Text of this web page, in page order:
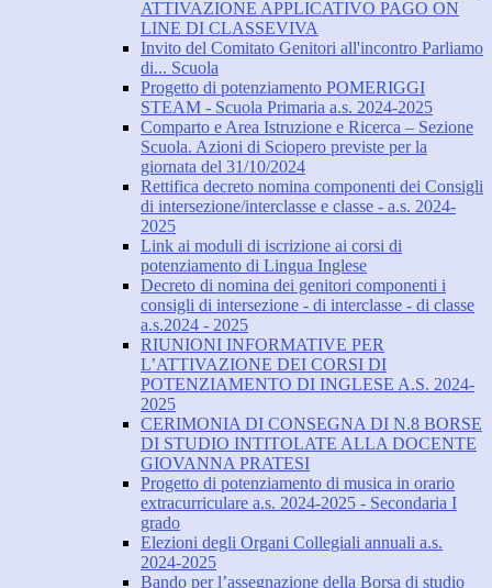
ATTIVAZIONE APPLICATIVO PAGO ON
LINE DI CLASSEVIVA
Invito del Comitato Genitori all'incontro Parliamo
di... Scuola
Progetto di potenziamento POMERIGGI
STEAM - Scuola Primaria a.s. 2024-2025
Comparto e Area Istruzione e Ricerca – Sezione
Scuola. Azioni di Sciopero previste per la
giornata del 31/10/2024
Rettifica decreto nomina componenti dei Consigli
di intersezione/interclasse e classe - a.s. 2024-
2025
Link ai moduli di iscrizione ai corsi di
potenziamento di Lingua Inglese
Decreto di nomina dei genitori componenti i
consigli di intersezione - di interclasse - di classe
a.s.2024 - 2025
RIUNIONI INFORMATIVE PER
L’ATTIVAZIONE DEI CORSI DI
POTENZIAMENTO DI INGLESE A.S. 2024-
2025
CERIMONIA DI CONSEGNA DI N.8 BORSE
DI STUDIO INTITOLATE ALLA DOCENTE
GIOVANNA PRATESI
Progetto di potenziamento di musica in orario
extracurriculare a.s. 2024-2025 - Secondaria I
grado
Elezioni degli Organi Collegiali annuali a.s.
2024-2025
Bando per l’assegnazione della Borsa di studio